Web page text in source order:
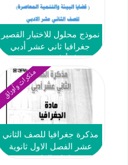
نموذج محلول للاختبار القصير
جغرافيا ثاني عشر أدبي
مذكرات وأوراق
مذكرة جغرافيا للصف الثاني
عشر الفصل الاول ثانوية